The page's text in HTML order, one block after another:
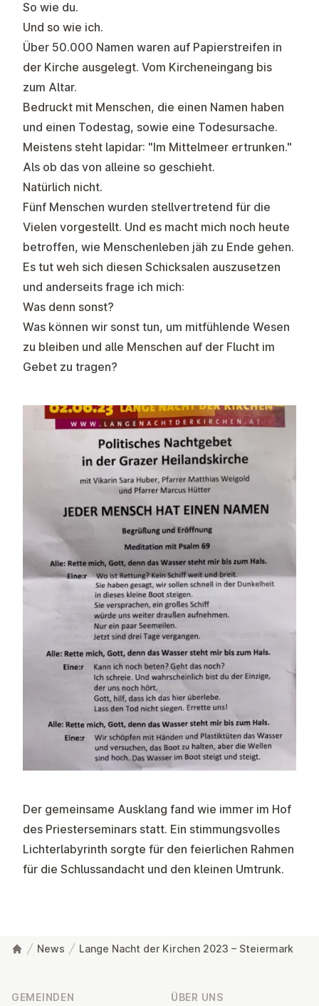
So wie du.
Und so wie ich.
Über 50.000 Namen waren auf Papierstreifen in
der Kirche ausgelegt. Vom Kircheneingang bis
zum Altar.
Bedruckt mit Menschen, die einen Namen haben
und einen Todestag, sowie eine Todesursache.
Meistens steht lapidar: "Im Mittelmeer ertrunken."
Als ob das von alleine so geschieht.
Natürlich nicht.
Fünf Menschen wurden stellvertretend für die
Vielen vorgestellt. Und es macht mich noch heute
betroffen, wie Menschenleben jäh zu Ende gehen.
Es tut weh sich diesen Schicksalen auszusetzen
und anderseits frage ich mich:
Was denn sonst?
Was können wir sonst tun, um mitfühlende Wesen
zu bleiben und alle Menschen auf der Flucht im
Gebet zu tragen?
Der gemeinsame Ausklang fand wie immer im Hof
des Priesterseminars statt. Ein stimmungsvolles
Lichterlabyrinth sorgte für den feierlichen Rahmen
für die Schlussandacht und den kleinen Umtrunk.
News Lange Nacht der Kirchen 2023 – Steiermark
GEMEINDEN ÜBER UNS